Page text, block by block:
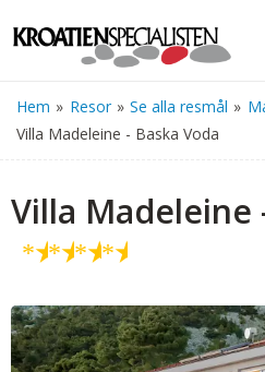
Hem » Resor » Se alla resmål »
Villa Madeleine - Baska Voda
Villa Madeleine
★★★★